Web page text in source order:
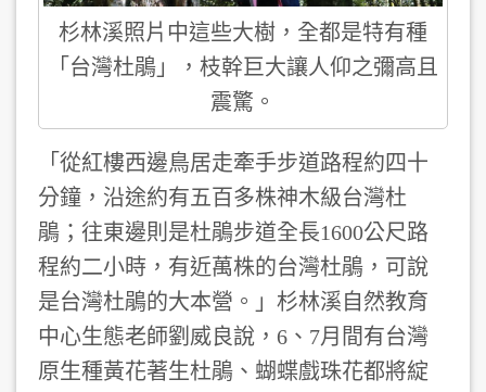
杉林溪照片中這些大樹，全都是特有種
「台灣杜鵑」，枝幹巨大讓人仰之彌高且
震驚。
「從紅樓西邊鳥居走牽手步道路程約四十
分鐘，沿途約有五百多株神木級台灣杜
鵑；往東邊則是杜鵑步道全長1600公尺路
程約二小時，有近萬株的台灣杜鵑，可說
是台灣杜鵑的大本營。」杉林溪自然教育
中心生態老師劉威良說，6、7月間有台灣
原生種黃花著生杜鵑、蝴蝶戲珠花都將綻